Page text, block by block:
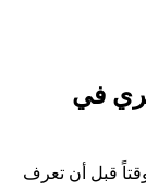
في
وقتاً قبل أن تعرف